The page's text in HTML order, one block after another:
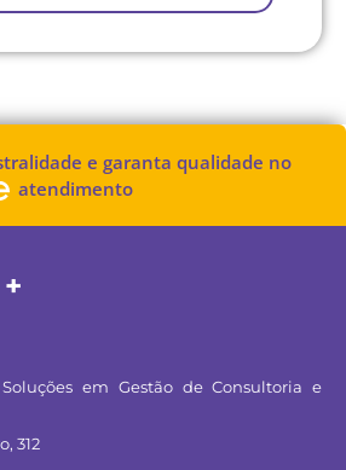
e garanta qualidade no
atendimento
em Gestão de Consultoria e
312